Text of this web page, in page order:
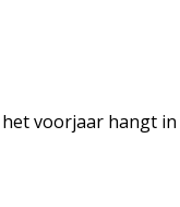
voorjaar hangt in